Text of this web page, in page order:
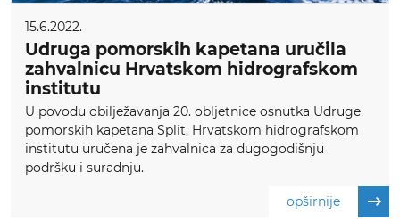
15.6.2022.
Udruga pomorskih kapetana uručila
zahvalnicu Hrvatskom hidrografskom
institutu
U povodu obilježavanja 20. obljetnice osnutka Udruge
pomorskih kapetana Split, Hrvatskom hidrografskom
institutu uručena je zahvalnica za dugogodišnju
podršku i suradnju.
opširnije